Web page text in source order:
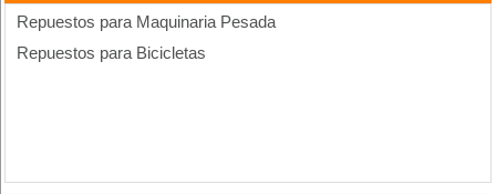
Repuestos para Maquinaria Pesada
Repuestos para Bicicletas